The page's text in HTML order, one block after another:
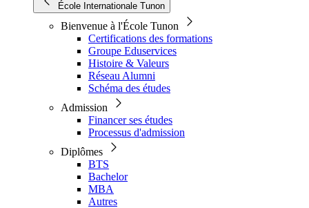
École Internationale Tunon
Bienvenue à l'École Tunon
Certifications des formations
Groupe Eduservices
Histoire & Valeurs
Réseau Alumni
Schéma des études
Admission
Financer ses études
Processus d'admission
Diplômes
BTS
Bachelor
MBA
Autres